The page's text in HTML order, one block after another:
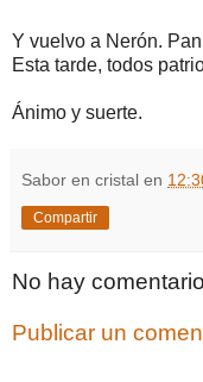
Y vuelvo a Nerón.
Esta tarde, todos
Ánimo y suerte.
Sabor en cristal en
Compartir
No hay
Publicar un